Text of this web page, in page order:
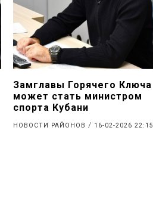
Замглавы Горячего Ключа
может стать министром
спорта Кубани
НОВОСТИ РАЙОНОВ / 16-02-2026 22:15